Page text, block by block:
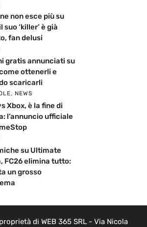
non esce più su
suo ‘killer’ è già
fan delusi
gratis annunciati su
ottenerli e
scaricarli
, NEWS
Xbox, è la fine di
l’annuncio ufficiale
su Ultimate
FC26 elimina tutto:
un grosso
di WEB 365 SRL - Via Nicola